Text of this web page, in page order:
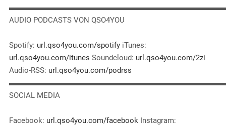
AUDIO PODCASTS VON QSO4YOU
Spotify: url.qso4you.com/spotifyiTunes:
url.qso4you.com/itunes Soundcloud: url.qso4you.com/2zi
Audio-RSS: url.qso4you.com/podrss
SOCIAL MEDIA
Facebook: url.qso4you.com/facebookInstagram: